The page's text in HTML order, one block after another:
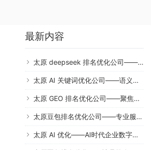
最新内容
太原 deepseek 排名优化公司——抢占DeepSeek流量新高地
太原 AI 关键词优化公司——语义时代的词策专家
太原 GEO 排名优化公司——聚焦引用位竞争的专业服务
太原豆包排名优化公司——专业服务助力品牌突围
太原 AI 优化——AI时代企业数字营销的必然选择